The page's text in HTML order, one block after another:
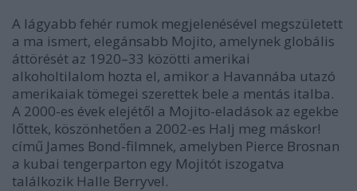
A lágyabb fehér rumok megjelenésével megszületett
a ma ismert, elegánsabb Mojito, amelynek globális
áttörését az 1920–33 közötti amerikai
alkoholtilalom hozta el, amikor a Havannába utazó
amerikaiak tömegei szerettek bele a mentás italba.
A 2000-es évek elejétől a Mojito-eladások az egekbe
lőttek, köszönhetően a 2002-es Halj meg máskor!
című James Bond-filmnek, amelyben Pierce Brosnan
a kubai tengerparton egy Mojitót iszogatva
találkozik Halle Berryvel.